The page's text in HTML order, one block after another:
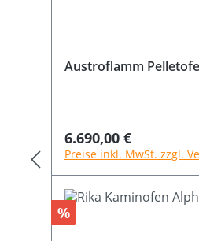
Austroflamm
Regulärer Preis:
6.690,00 €
Preise inkl. MwSt. zzgl.
Rabatt
%